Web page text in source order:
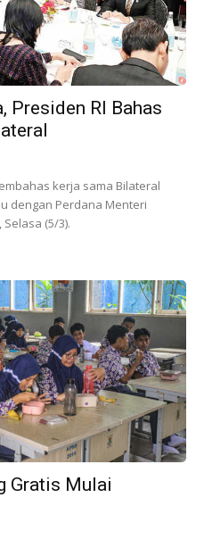
Presiden RI Bahas
kerja sama Bilateral
dengan Perdana Menteri
(5/3).
Gratis Mulai